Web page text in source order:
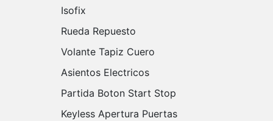
Isofix
Rueda Repuesto
Volante Tapiz Cuero
Asientos Electricos
Partida Boton Start Stop
Keyless Apertura Puertas